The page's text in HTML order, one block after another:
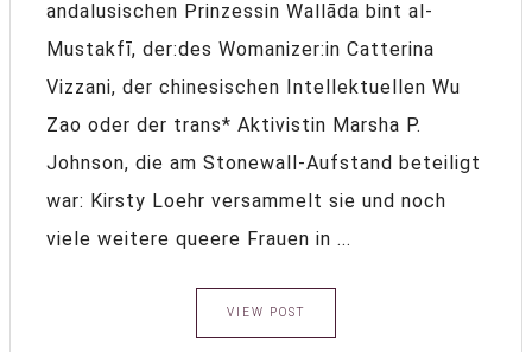
andalusischen Prinzessin Wallāda bint al-
Mustakfī, der:des Womanizer:in Catterina
Vizzani, der chinesischen Intellektuellen Wu
Zao oder der trans* Aktivistin Marsha P.
Johnson, die am Stonewall-Aufstand beteiligt
war: Kirsty Loehr versammelt sie und noch
viele weitere queere Frauen in ...
VIEW POST